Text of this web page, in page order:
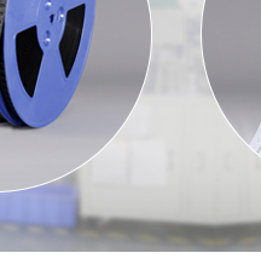
客编带